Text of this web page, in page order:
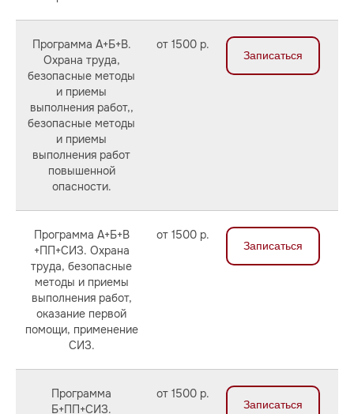
Программа А+Б+В.
Охрана труда,
безопасные методы
и приемы
выполнения работ,,
безопасные методы
и приемы
выполнения работ
повышенной
опасности.
от 1500 р.
Записаться
Программа А+Б+В
+ПП+СИЗ. Охрана
труда, безопасные
методы и приемы
выполнения работ,
оказание первой
помощи, применение
СИЗ.
от 1500 р.
Записаться
Программа
Б+ПП+СИЗ.
от 1500 р.
Записаться